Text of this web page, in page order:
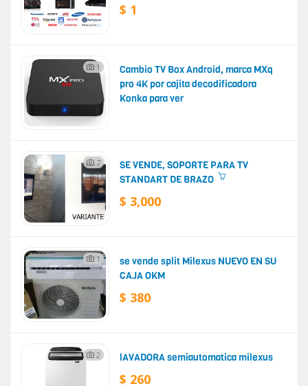
$ 1
1
Cambio TV Box Android, marca MXq
pro 4K por cajita decodificadora
Konka para ver
7
SE VENDE, SOPORTE PARA TV
STANDART DE BRAZO
$ 3,000
1
se vende split Milexus NUEVO EN SU
CAJA OKM
$ 380
2 lAVADORA semiautomatica milexus
$ 260